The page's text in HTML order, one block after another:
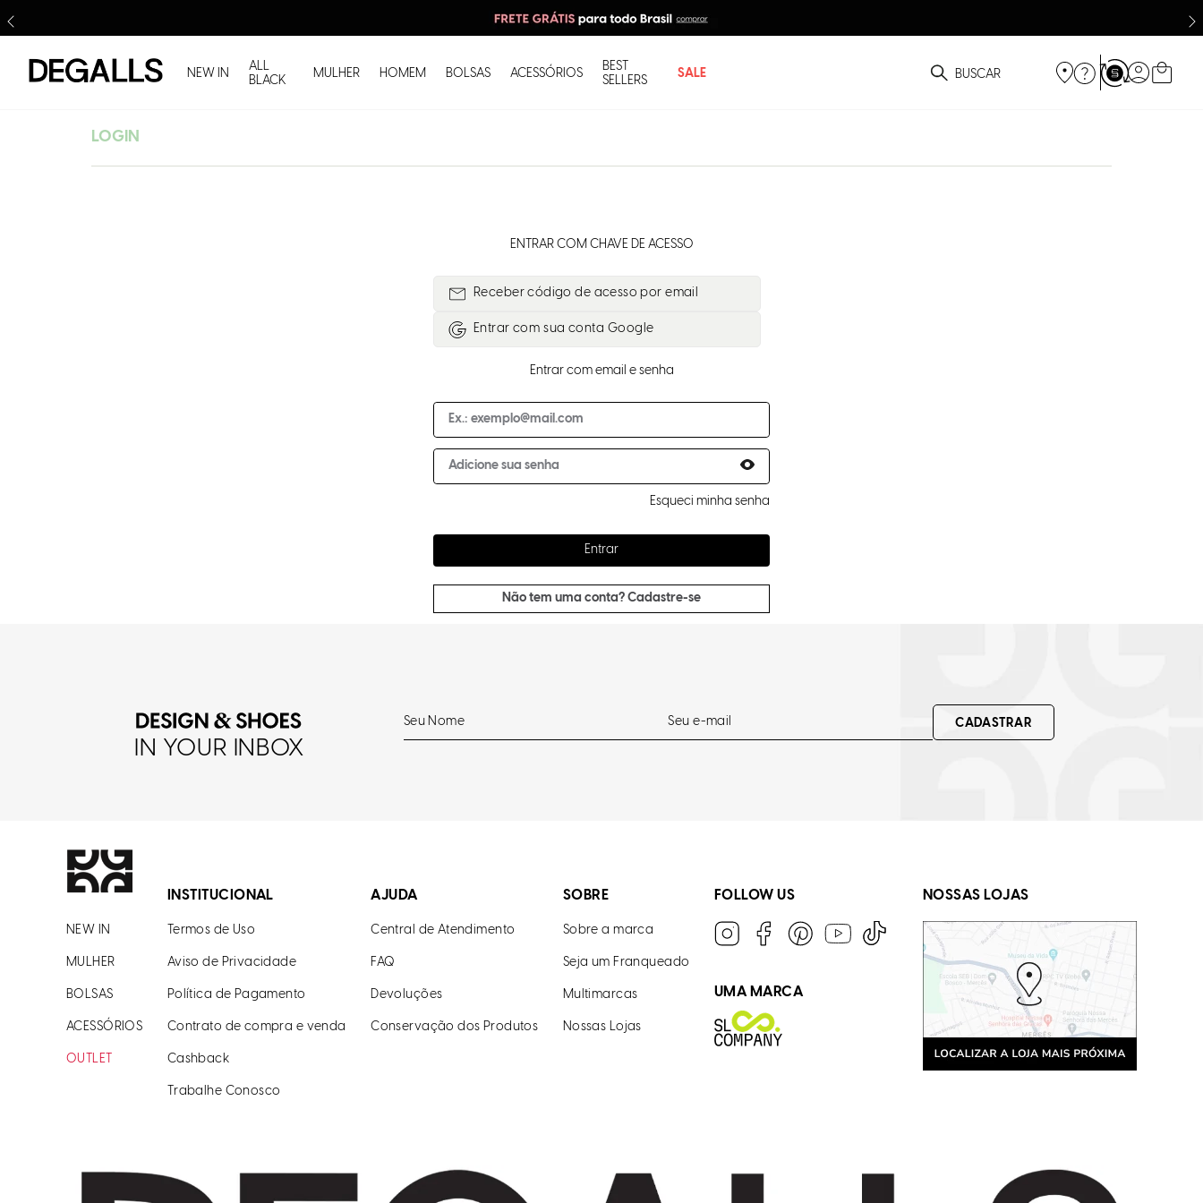
NEW IN
ALL
BLACK
MULHER HOMEM BOLSAS ACESSÓRIOS
BEST
SELLERS
SALE O que você está procurando?
LOGIN
ENTRAR COM CHAVE DE ACESSO
Receber código de acesso por email
Entrar com Google
Entrar com email e senha
Esqueci minha senha
Entrar
Não tem uma conta? Cadastre-se
IN YOUR INBOX
CADASTRAR
NEW IN
MULHER
BOLSAS
ACESSÓRIOS
OUTLET
INSTITUCIONAL
Termos de Uso
Aviso de Privacidade
Política de Pagamento
Contrato de compra e venda
Cashback
Trabalhe Conosco
AJUDA
Central de Atendimento
FAQ
Devoluções
Conservação dos Produtos
SOBRE
Sobre a marca
Seja um Franqueado
Multimarcas
Nossas Lojas
FOLLOW US
UMA MARCA
NOSSAS LOJAS